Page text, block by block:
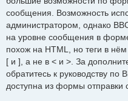
сообщения. Возможность
администратором, однако
на уровне сообщения в
похож на HTML, но теги в
[ и ], а не в < и >. За
обратитесь к руководству по
доступна из формы отправки